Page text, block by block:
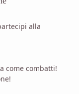
alla
come combatti!